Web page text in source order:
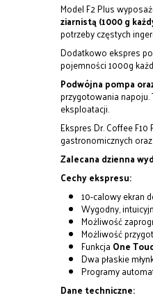
Model F2 Plus
ziarnistą (1000 g
potrzeby częstych
Dodatkowo ekspres
pojemności 1000g
Podwójna pompa
przygotowania napoju.
eksploatacji.
Ekspres Dr. Coffee
gastronomicznych
Zalecana dzienna
Cechy ekspresu:
10-calowy ekran
Wygodny,
Możliwość
Możliwość
Funkcja One
Dwa płaskie
Programy
Dane techniczne: